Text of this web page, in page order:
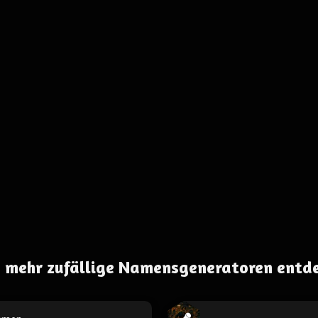
mehr zufällige Namensgeneratoren